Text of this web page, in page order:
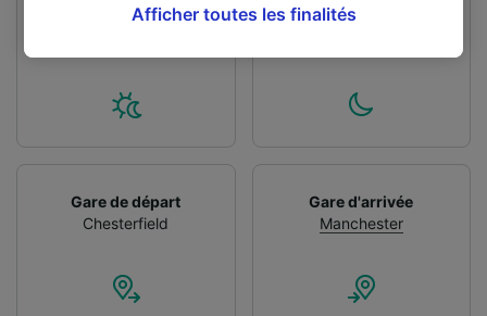
Premier train
Dernier train
Gare de départ
Chesterfield
Gare d'arrivée
Manchester
cliquant ci-dessous ou à tout moment sur la
et n’affecteront pas les données de navigation.
Vos données ne seront pas utilisées à des fins
de traçage si vous nous avez demandé de ne
pas vous tracer.
Nos équipes ainsi que nos partenaires
externes, traitent des données selon les
Utiliser des données de géolocalisation
Afficher toutes les finalités